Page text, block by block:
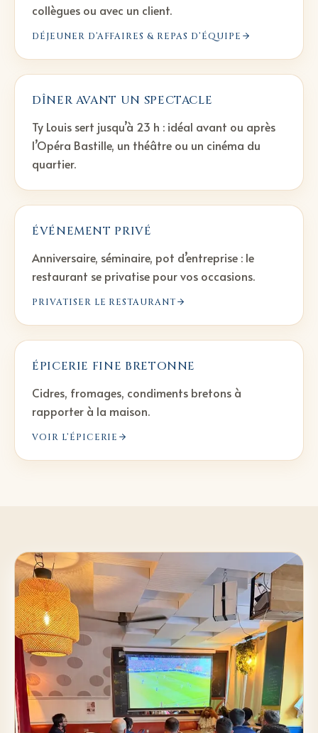
collègues ou avec un client.
DÉJEUNER D’AFFAIRES & REPAS D’ÉQUIPE
DÎNER AVANT UN SPECTACLE
Ty Louis sert jusqu’à 23 h : idéal avant ou après
l’Opéra Bastille, un théâtre ou un cinéma du
quartier.
ÉVÉNEMENT PRIVÉ
Anniversaire, séminaire, pot d’entreprise : le
restaurant se privatise pour vos occasions.
PRIVATISER LE RESTAURANT
ÉPICERIE FINE BRETONNE
Cidres, fromages, condiments bretons à
rapporter à la maison.
VOIR L’ÉPICERIE